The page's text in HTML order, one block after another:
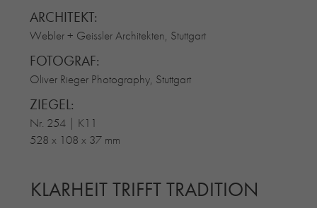
ARCHITEKT:
Webler + Geissler Architekten, Stuttgart
FOTOGRAF:
Oliver Rieger Photography, Stuttgart
ZIEGEL:
Nr. 254 | K11
528 x 108 x 37 mm
KLARHEIT TRIFFT TRADITION